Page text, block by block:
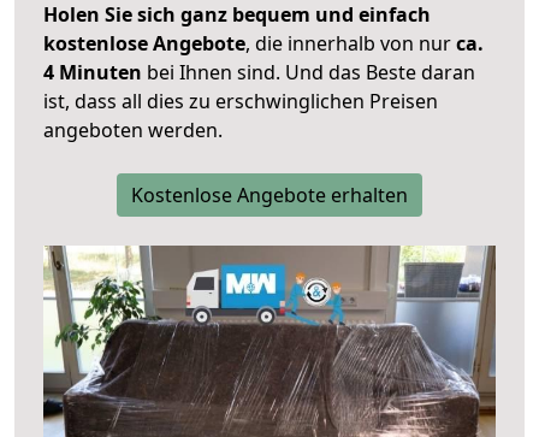
Holen Sie sich ganz bequem und einfach
kostenlose Angebote, die innerhalb von nurca.
4 Minuten bei Ihnen sind. Und das Beste daran
ist, dass all dies zu erschwinglichen Preisen
angeboten werden.
Kostenlose Angebote erhalten